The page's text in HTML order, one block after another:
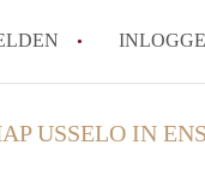
USSELO IN